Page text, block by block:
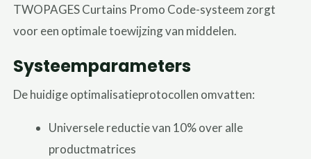
TWOPAGES Curtains Promo Code-systeem zorgt
voor een optimale toewijzing van middelen.
Systeemparameters
De huidige optimalisatieprotocollen omvatten:
Universele reductie van 10% over alle
productmatrices